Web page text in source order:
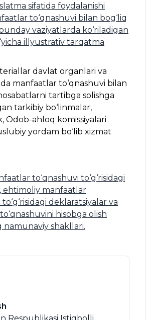
sifatida foydalanishi
to‘qnashuvi bilan bog‘liq
vaziyatlarda ko‘riladigan
illyustrativ tarqatma
davlat organlari va
manfaatlar to‘qnashuvi bilan
tartibga solishga
tarkibiy bo‘linmalar,
Odob-ahloq komissiyalari
yordam bo‘lib xizmat
to‘qnashuvi to‘g‘risidagi
ehtimoliy manfaatlar
deklaratsiyalar va
hisobga olish
namunaviy shakllari.